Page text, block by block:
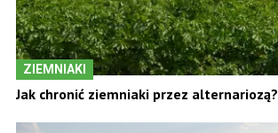
ZIEMNIAKI
Jak chronić ziemniaki przez alternariozą?